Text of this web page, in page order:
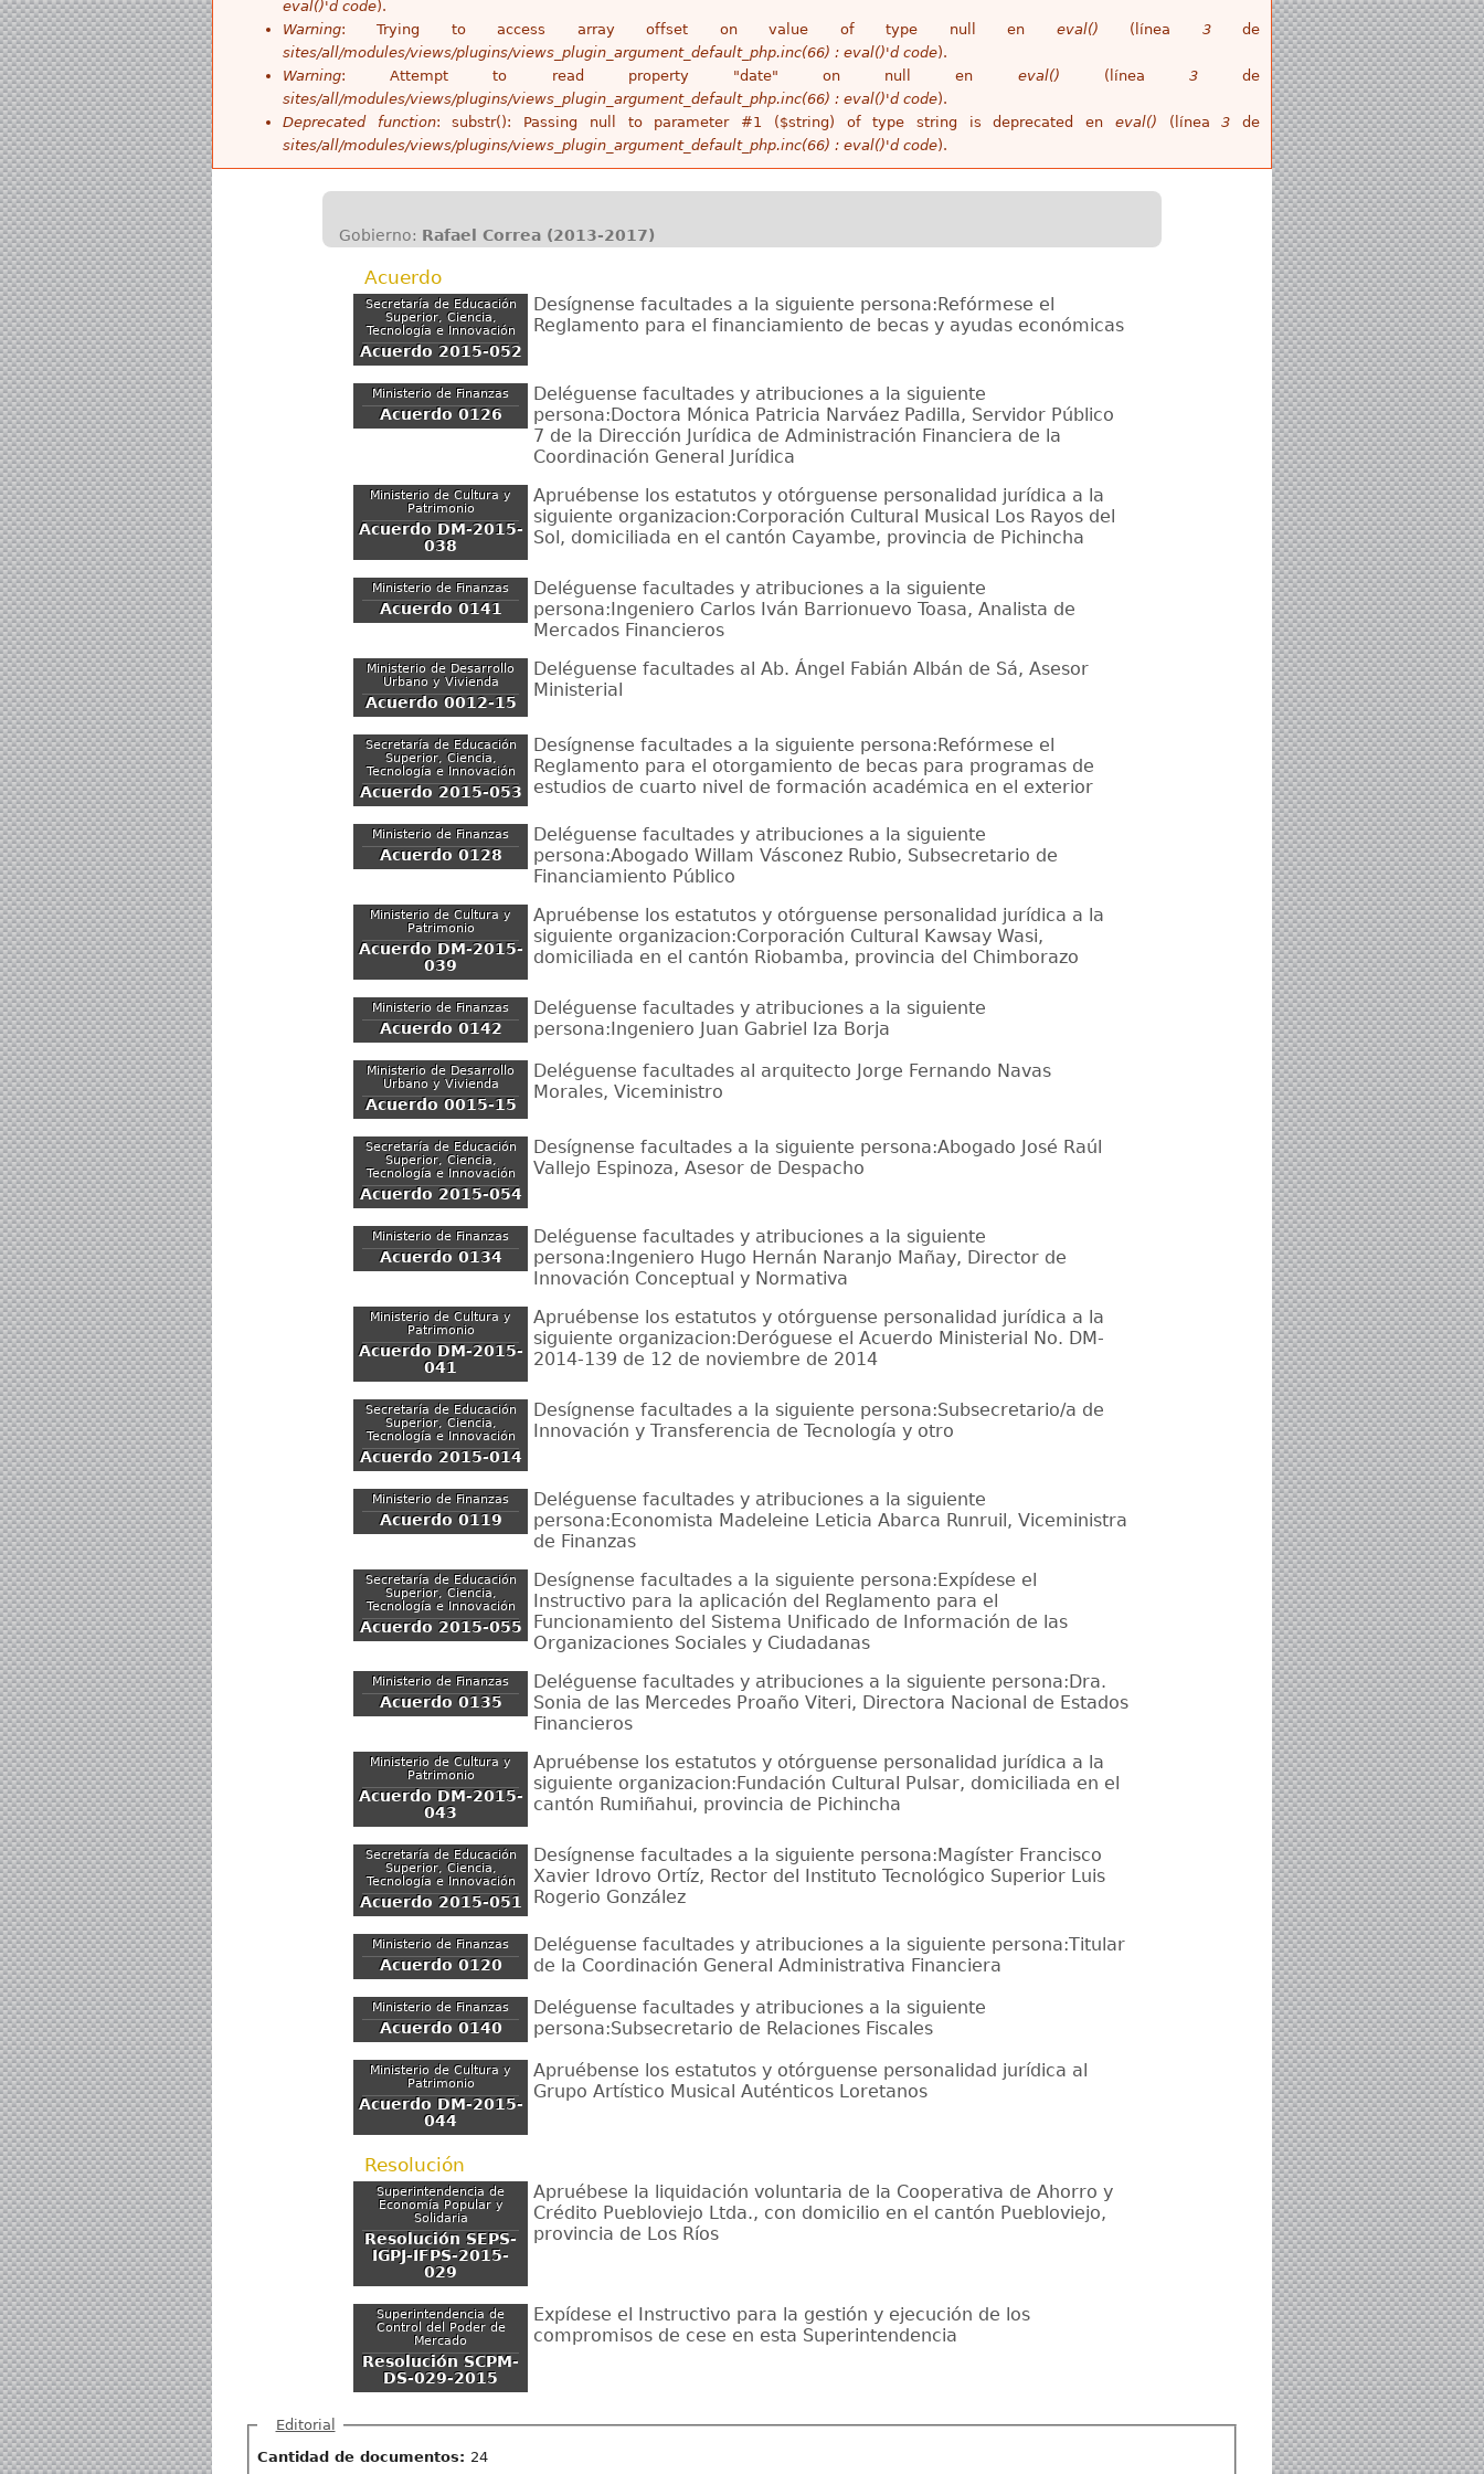
eval()'d code).
Warning: Trying to access array offset on value of type null en eval() (línea 3de
sites/all/modules/views/plugins/views_plugin_argument_default_php.inc(66) : eval()'d code).
Warning: Attempt to read property "date" on null en eval() (línea 3de
sites/all/modules/views/plugins/views_plugin_argument_default_php.inc(66) : eval()'d code).
Deprecated function: substr(): Passing null to parameter #1 ($string) of type string is deprecated en eval() (línea3 de
sites/all/modules/views/plugins/views_plugin_argument_default_php.inc(66) : eval()'d code).
Gobierno: Rafael Correa (2013-2017)
Acuerdo
Secretaría de Educación
Superior, Ciencia,
Tecnología e Innovación
Acuerdo 2015-052
Desígnense facultades a la siguiente persona:Refórmese el
Reglamento para el financiamiento de becas y ayudas económicas
Ministerio de Finanzas
Acuerdo 0126
Deléguense facultades y atribuciones a la siguiente
persona:Doctora Mónica Patricia Narváez Padilla, Servidor Público
7 de la Dirección Jurídica de Administración Financiera de la
Coordinación General Jurídica
Ministerio de Cultura y
Patrimonio
Acuerdo DM-2015-
038
Apruébense los estatutos y otórguense personalidad jurídica a la
siguiente organizacion:Corporación Cultural Musical Los Rayos del
Sol, domiciliada en el cantón Cayambe, provincia de Pichincha
Ministerio de Finanzas
Acuerdo 0141
Deléguense facultades y atribuciones a la siguiente
persona:Ingeniero Carlos Iván Barrionuevo Toasa, Analista de
Mercados Financieros
Ministerio de Desarrollo
Urbano y Vivienda
Acuerdo 0012-15
Deléguense facultades al Ab. Ángel Fabián Albán de Sá, Asesor
Ministerial
Secretaría de Educación
Superior, Ciencia,
Tecnología e Innovación
Acuerdo 2015-053
Desígnense facultades a la siguiente persona:Refórmese el
Reglamento para el otorgamiento de becas para programas de
estudios de cuarto nivel de formación académica en el exterior
Ministerio de Finanzas
Acuerdo 0128
Deléguense facultades y atribuciones a la siguiente
persona:Abogado Willam Vásconez Rubio, Subsecretario de
Financiamiento Público
Ministerio de Cultura y
Patrimonio
Acuerdo DM-2015-
039
Apruébense los estatutos y otórguense personalidad jurídica a la
siguiente organizacion:Corporación Cultural Kawsay Wasi,
domiciliada en el cantón Riobamba, provincia del Chimborazo
Ministerio de Finanzas
Acuerdo 0142
Deléguense facultades y atribuciones a la siguiente
persona:Ingeniero Juan Gabriel Iza Borja
Ministerio de Desarrollo
Urbano y Vivienda
Acuerdo 0015-15
Deléguense facultades al arquitecto Jorge Fernando Navas
Morales, Viceministro
Secretaría de Educación
Superior, Ciencia,
Tecnología e Innovación
Acuerdo 2015-054
Desígnense facultades a la siguiente persona:Abogado José Raúl
Vallejo Espinoza, Asesor de Despacho
Ministerio de Finanzas
Acuerdo 0134
Deléguense facultades y atribuciones a la siguiente
persona:Ingeniero Hugo Hernán Naranjo Mañay, Director de
Innovación Conceptual y Normativa
Ministerio de Cultura y
Patrimonio
Acuerdo DM-2015-
041
Apruébense los estatutos y otórguense personalidad jurídica a la
siguiente organizacion:Deróguese el Acuerdo Ministerial No. DM-
2014-139 de 12 de noviembre de 2014
Secretaría de Educación
Superior, Ciencia,
Tecnología e Innovación
Acuerdo 2015-014
Desígnense facultades a la siguiente persona:Subsecretario/a de
Innovación y Transferencia de Tecnología y otro
Ministerio de Finanzas
Acuerdo 0119
Deléguense facultades y atribuciones a la siguiente
persona:Economista Madeleine Leticia Abarca Runruil, Viceministra
de Finanzas
Secretaría de Educación
Superior, Ciencia,
Tecnología e Innovación
Acuerdo 2015-055
Desígnense facultades a la siguiente persona:Expídese el
Instructivo para la aplicación del Reglamento para el
Funcionamiento del Sistema Unificado de Información de las
Organizaciones Sociales y Ciudadanas
Ministerio de Finanzas
Acuerdo 0135
Deléguense facultades y atribuciones a la siguiente persona:Dra.
Sonia de las Mercedes Proaño Viteri, Directora Nacional de Estados
Financieros
Ministerio de Cultura y
Patrimonio
Acuerdo DM-2015-
043
Apruébense los estatutos y otórguense personalidad jurídica a la
siguiente organizacion:Fundación Cultural Pulsar, domiciliada en el
cantón Rumiñahui, provincia de Pichincha
Secretaría de Educación
Superior, Ciencia,
Tecnología e Innovación
Acuerdo 2015-051
Desígnense facultades a la siguiente persona:Magíster Francisco
Xavier Idrovo Ortíz, Rector del Instituto Tecnológico Superior Luis
Rogerio González
Ministerio de Finanzas
Acuerdo 0120
Deléguense facultades y atribuciones a la siguiente persona:Titular
de la Coordinación General Administrativa Financiera
Ministerio de Finanzas
Acuerdo 0140
Deléguense facultades y atribuciones a la siguiente
persona:Subsecretario de Relaciones Fiscales
Ministerio de Cultura y
Patrimonio
Acuerdo DM-2015-
044
Apruébense los estatutos y otórguense personalidad jurídica al
Grupo Artístico Musical Auténticos Loretanos
Resolución
Superintendencia de
Economía Popular y
Solidaria
Resolución SEPS-
IGPJ-IFPS-2015-
029
Apruébese la liquidación voluntaria de la Cooperativa de Ahorro y
Crédito Puebloviejo Ltda., con domicilio en el cantón Puebloviejo,
provincia de Los Ríos
Superintendencia de
Control del Poder de
Mercado
Resolución SCPM-
DS-029-2015
Expídese el Instructivo para la gestión y ejecución de los
compromisos de cese en esta Superintendencia
Ocultar
Editorial
Cantidad de documentos: 24